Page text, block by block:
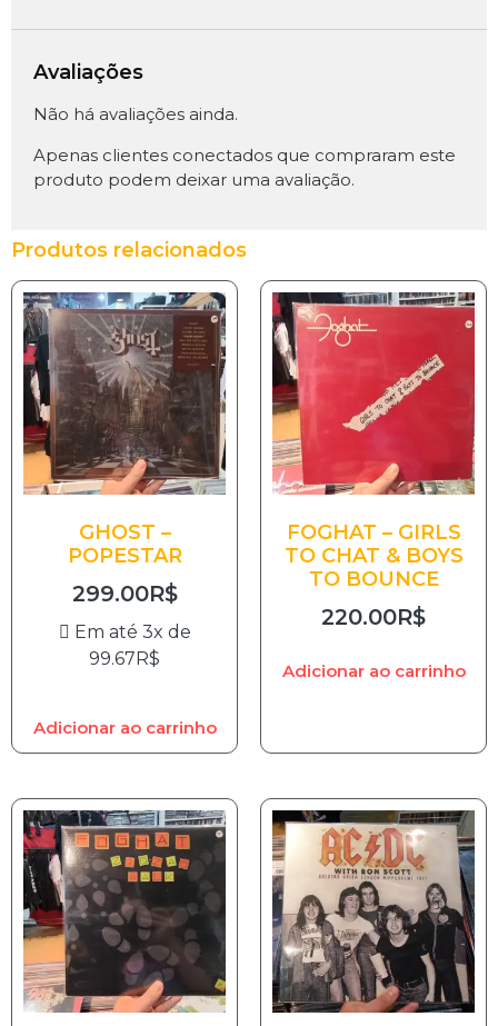
Avaliações
Não há avaliações ainda.
Apenas clientes conectados que compraram este
produto podem deixar uma avaliação.
Produtos relacionados
GHOST –
POPESTAR
299.00R$
Em até 3x de
99.67R$
Adicionar ao carrinho
FOGHAT – GIRLS
TO CHAT & BOYS
TO BOUNCE
220.00R$
Adicionar ao carrinho